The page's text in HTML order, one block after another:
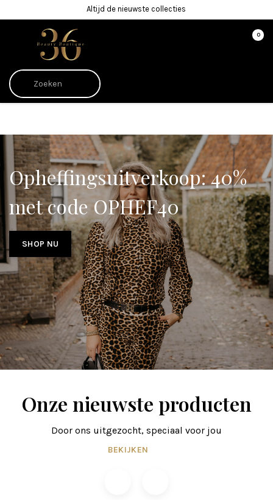
Altijd de nieuwste collecties
0
Opheffingsuitverkoop: 40%
met code OPHEF40
SHOP NU
Onze nieuwste producten
Door ons uitgezocht, speciaal voor jou
BEKIJKEN